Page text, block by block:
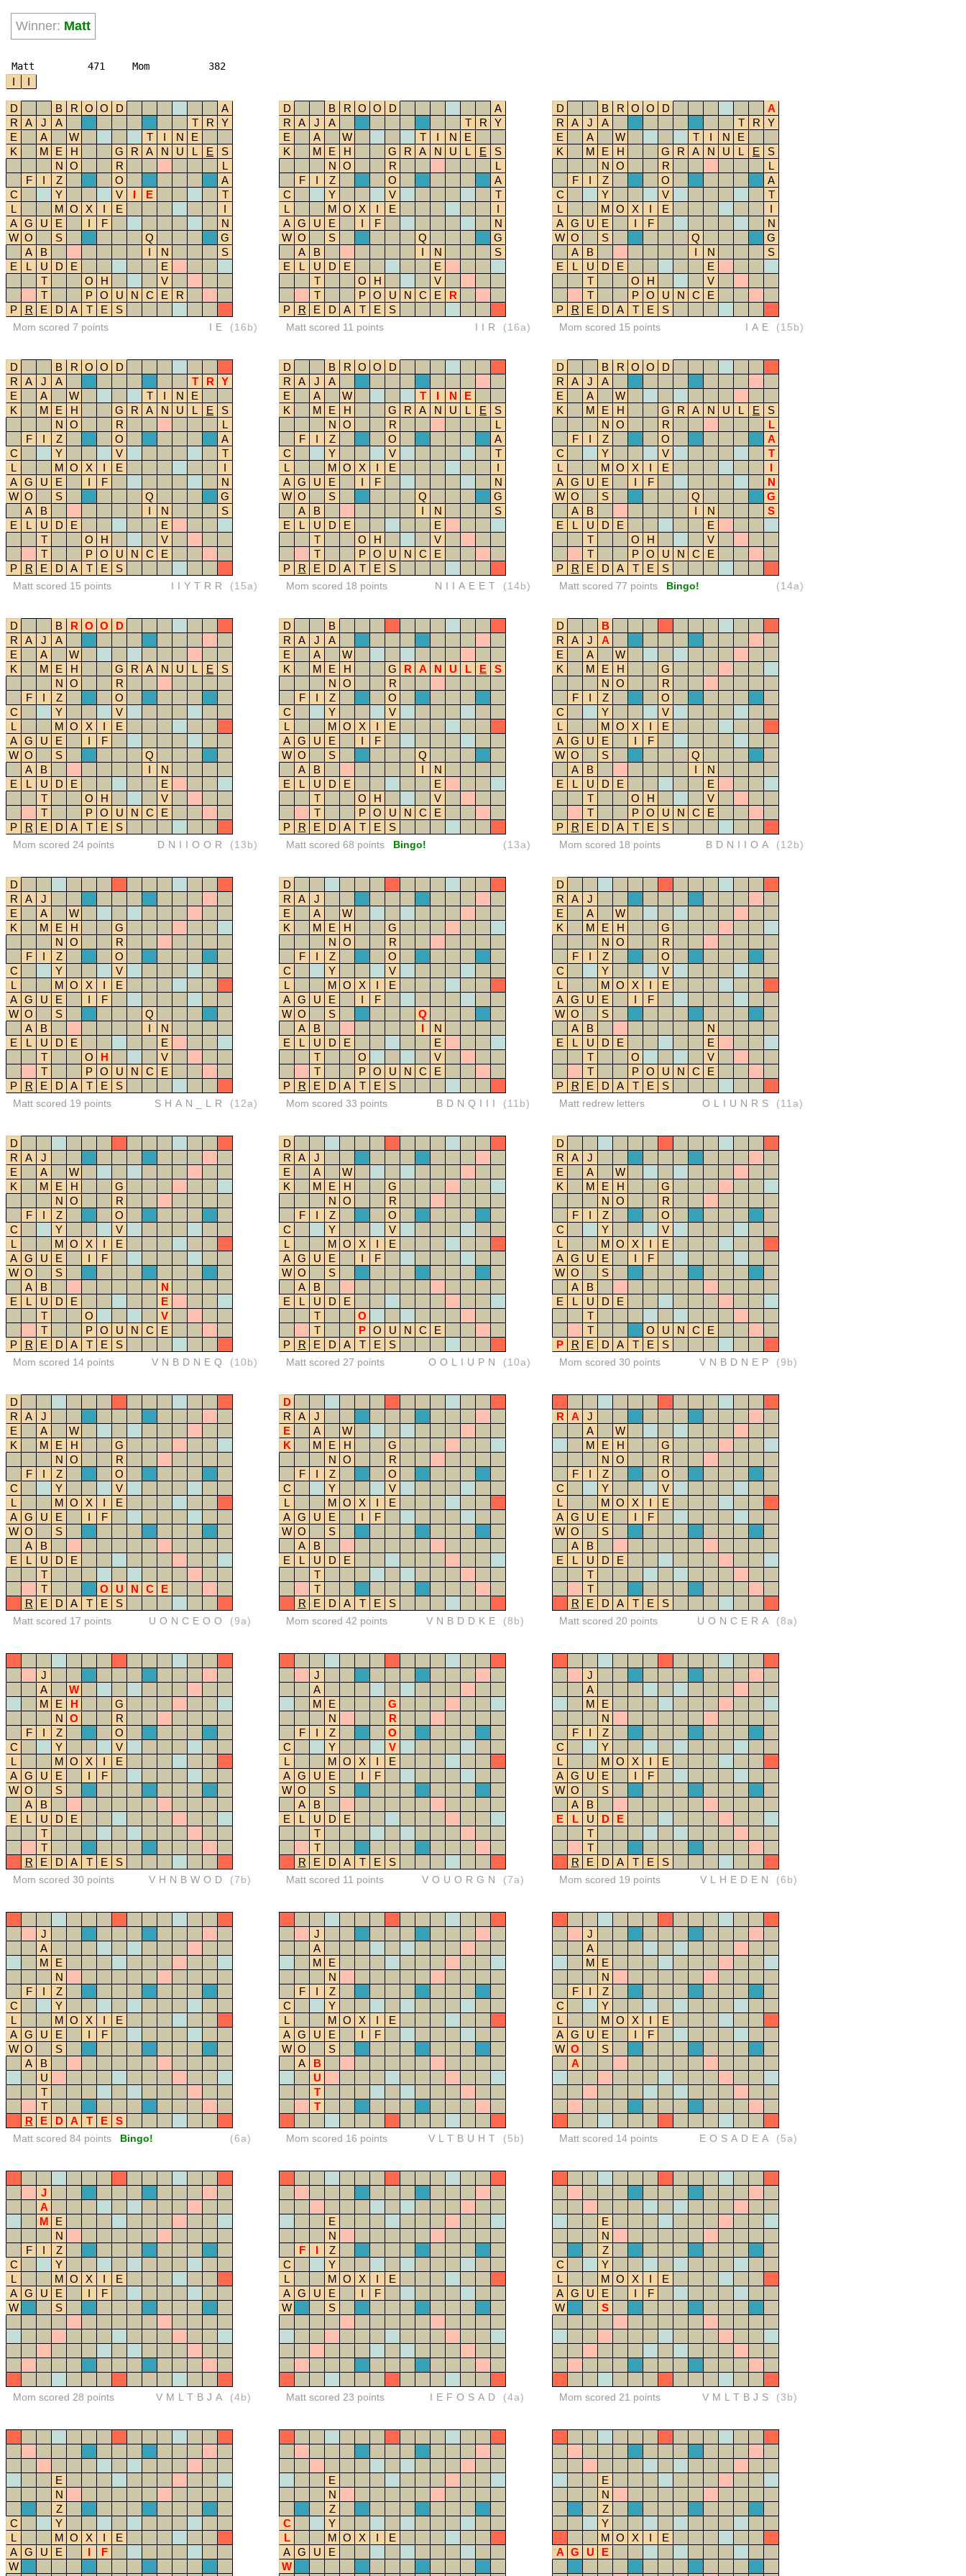
Winner: Matt
Matt 471
I I
Mom 382
D B R O O D
A
R
A J A T R
Y
E
A W T I N
E
K
M E H G R A N U L E
S
N O R
L
F
I Z O
A
C
Y V I E
T
L
M O X I E
I
A G U E I F
N
W O S Q
G
A
B I N
S
E
L U D E
E
T
O H
V
T
P O U N C E
R
P
R E D A T E S
Mom scored 7 points IE (16b)
D B R O O D
A
R
A J A T R
Y
E
A W T I N
E
K
M E H G R A N U L E
S
N O R
L
F
I Z O
A
C
Y V
T
L
M O X I E
I
A G U E I F
N
W O S Q
G
A
B I N
S
E
L U D E
E
T
O H
V
T
P O U N C E
R
P
R E D A T E S
Matt scored 11 points IIR (16a)
D B R O O D
A
R
A J A T R
Y
E
A W T I N
E
K
M E H G R A N U L E
S
N O R
L
F
I Z O
A
C
Y V
T
L
M O X I E
I
A G U E I F
N
W O S Q
G
A
B I N
S
E
L U D E
E
T
O H
V
T
P O U N C
E
P
R E D A T E S
Mom scored 15 points IAE (15b)
D B R O O
D
R
A J A T R
Y
E
A W T I N
E
K
M E H G R A N U L E
S
N O R
L
F
I Z O
A
C
Y V
T
L
M O X I E
I
A G U E I F
N
W O S Q
G
A
B I N
S
E
L U D E
E
T
O H
V
T
P O U N C
E
P
R E D A T E S
Matt scored 15 points IIYTRR (15a)
D B R O O
D
R
A J
A
E
A W T I N
E
K
M E H G R A N U L E
S
N O R
L
F
I Z O
A
C
Y V
T
L
M O X I E
I
A G U E I F
N
W O S Q
G
A
B I N
S
E
L U D E
E
T
O H
V
T
P O U N C
E
P
R E D A T E S
Mom scored 18 points NIIAEET (14b)
D B R O O
D
R
A J
A
E
A
W
K
M E H G R A N U L E
S
N O R
L
F
I Z O
A
C
Y V
T
L
M O X I E
I
A G U E I F
N
W O S Q
G
A
B I N
S
E
L U D E
E
T
O H
V
T
P O U N C
E
P
R E D A T E S
Matt scored 77 points Bingo! (14a)
D B R O O
D
R
A J
A
E
A
W
K
M E H G R A N U L E
S
N O
R
F
I Z
O
C
Y
V
L
M O X I
E
A G U E I
F
W O S
Q
A
B I
N
E
L U D E
E
T
O H
V
T
P O U N C
E
P
R E D A T E S
Mom scored 24 points DNIIOOR (13b)
D
B
R
A J
A
E
A
W
K
M E H G R A N U L E
S
N O
R
F
I Z
O
C
Y
V
L
M O X I
E
A G U E I
F
W O S
Q
A
B I
N
E
L U D E
E
T
O H
V
T
P O U N C
E
P
R E D A T E S
Matt scored 68 points Bingo! (13a)
D
B
R
A J
A
E
A
W
K
M E H
G
N O
R
F
I Z
O
C
Y
V
L
M O X I
E
A G U E I
F
W O S
Q
A
B I
N
E
L U D E
E
T
O H
V
T
P O U N C
E
P
R E D A T E S
Mom scored 18 points BDNIIOA (12b)
D
R
A
J
E
A
W
K
M E H
G
N O
R
F
I Z
O
C
Y
V
L
M O X I
E
A G U E I
F
W O S
Q
A
B I
N
E
L U D E
E
T
O H
V
T
P O U N C
E
P
R E D A T E S
Matt scored 19 points SHAN_LR (12a)
D
R
A
J
E
A
W
K
M E H
G
N O
R
F
I Z
O
C
Y
V
L
M O X I
E
A G U E I
F
W O S
Q
A
B I
N
E
L U D E
E
T
O
V
T
P O U N C
E
P
R E D A T E S
Mom scored 33 points BDNQIII (11b)
D
R
A
J
E
A
W
K
M E H
G
N O
R
F
I Z
O
C
Y
V
L
M O X I
E
A G U E I
F
W O
S
A
B
N
E
L U D E
E
T
O
V
T
P O U N C
E
P
R E D A T E S
Matt redrew letters OLIUNRS (11a)
D
R
A
J
E
A
W
K
M E H
G
N O
R
F
I Z
O
C
Y
V
L
M O X I
E
A G U E I
F
W O
S
A
B
N
E
L U D E
E
T
O
V
T
P O U N C
E
P
R E D A T E S
Mom scored 14 points VNBDNEQ (10b)
D
R
A
J
E
A
W
K
M E H
G
N O
R
F
I Z
O
C
Y
V
L
M O X I
E
A G U E I
F
W O
S
A
B
E
L U D
E
T
O
T
P O U N C
E
P
R E D A T E S
Matt scored 27 points OOLIUPN (10a)
D
R
A
J
E
A
W
K
M E H
G
N O
R
F
I Z
O
C
Y
V
L
M O X I
E
A G U E I
F
W O
S
A
B
E
L U D
E
T
T
O U N C
E
P
R E D A T E S
Mom scored 30 points VNBDNEP (9b)
D
R
A
J
E
A
W
K
M E H
G
N O
R
F
I Z
O
C
Y
V
L
M O X I
E
A G U E I
F
W O
S
A
B
E
L U D
E
T
T
O U N C
E
R
E D A T E S
Matt scored 17 points UONCEOO (9a)
D
R
A
J
E
A
W
K
M E H
G
N O
R
F
I Z
O
C
Y
V
L
M O X I
E
A G U E I
F
W O
S
A
B
E
L U D
E
T
T
R
E D A T E S
Mom scored 42 points VNBDDKE (8b)
R A
J
A
W
M
E H
G
N O
R
F
I Z
O
C
Y
V
L
M O X I
E
A G U E I
F
W O
S
A
B
E
L U D
E
T
T
R
E D A T E S
Matt scored 20 points UONCERA (8a)
J
A
W
M
E H
G
N O
R
F
I Z
O
C
Y
V
L
M O X I
E
A G U E I
F
W O
S
A
B
E
L U D
E
T
T
R
E D A T E S
Mom scored 30 points VHNBWOD (7b)
J
A
M
E
G
N
R
F
I Z
O
C
Y
V
L
M O X I
E
A G U E I
F
W O
S
A
B
E
L U D
E
T
T
R
E D A T E S
Matt scored 11 points VOUORGN (7a)
J
A
M
E
N
F
I
Z
C
Y
L
M O X I
E
A G U E I
F
W O
S
A
B
E
L U D
E
T
T
R
E D A T E S
Mom scored 19 points VLHEDEN (6b)
J
A
M
E
N
F
I
Z
C
Y
L
M O X I
E
A G U E I
F
W O
S
A
B
U
T
T
R
E D A T E S
Matt scored 84 points Bingo! (6a)
J
A
M
E
N
F
I
Z
C
Y
L
M O X I
E
A G U E I
F
W O
S
A
B
U
T
T
Mom scored 16 points VLTBUHT (5b)
J
A
M
E
N
F
I
Z
C
Y
L
M O X I
E
A G U E I
F
W O
S
A
Matt scored 14 points EOSADEA (5a)
J
A
M
E
N
F
I
Z
C
Y
L
M O X I
E
A G U E I
F
W
S
Mom scored 28 points VMLTBJA (4b)
E
N
F
I
Z
C
Y
L
M O X I
E
A G U E I
F
W
S
Matt scored 23 points IEFOSAD (4a)
E
N
Z
C
Y
L
M O X I
E
A G U E I
F
W
S
Mom scored 21 points VMLTBJS (3b)
E
N
Z
C
Y
L
M O X I
E
A G U E I
F
W
E
N
Z
C
Y
L
M O X I
E
A G U
E
W
E
N
Z
Y
M O X I
E
A G U E